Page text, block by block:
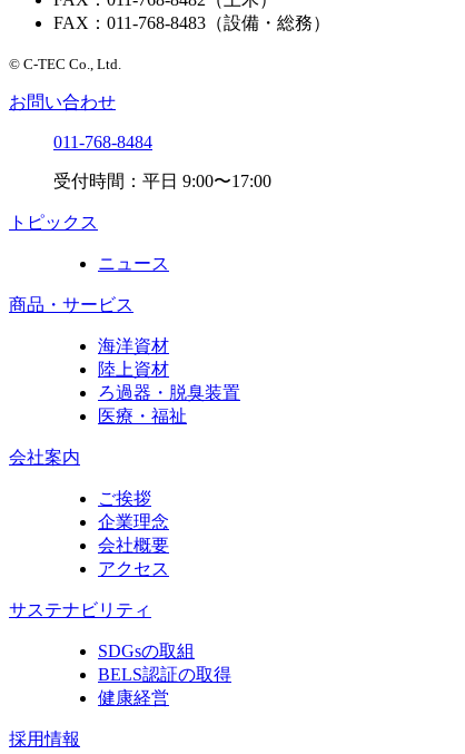
FAX：011-768-8483（設備・総務）
© C-TEC Co., Ltd.
お問い合わせ
011-768-8484
受付時間：平日 9:00〜17:00
トピックス
ニュース
商品・サービス
海洋資材
陸上資材
ろ過器・脱臭装置
医療・福祉
会社案内
ご挨拶
企業理念
会社概要
アクセス
サステナビリティ
SDGsの取組
BELS認証の取得
健康経営
採用情報